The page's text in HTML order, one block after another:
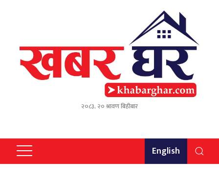
२०८३, २० श्रावण बिहीबार
English